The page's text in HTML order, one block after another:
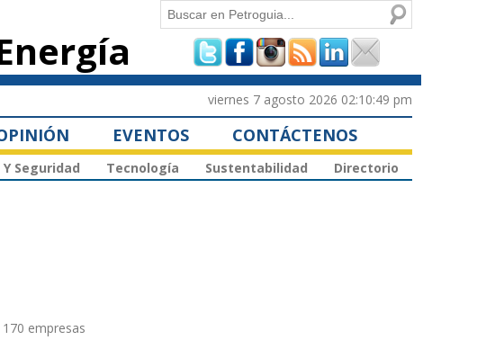
Formulario de
búsqueda
Buscar
viernes 7 agosto 2026 02:10:49 pm
EVENTOS CONTÁCTENOS
Seguridad Tecnología Sustentabilidad Directorio
empresas